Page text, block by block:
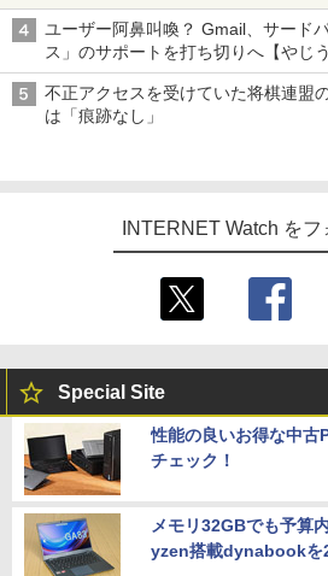
ち・ざ・ろーど！その14】【空いた
ユーザー阿鼻叫喚？ Gmail、サード
ス」のサポートを打ち切りへ【やじ
不正アクセスを受けていた将棋連盟
は「痕跡なし」
INTERNET Watch を
Special Site
性能の良いお得な中古
チェック！
メモリ32GBでも予算
yzen搭載dynabookを